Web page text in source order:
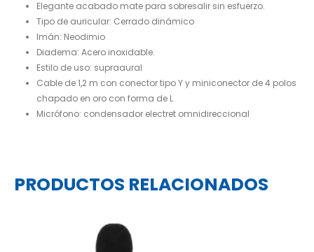
Elegante acabado mate para sobresalir sin esfuerzo.
Tipo de auricular: Cerrado dinámico
Imán: Neodimio
Diadema: Acero inoxidable.
Estilo de uso: supraaural
Cable de 1,2 m con conector tipo Y y miniconector de 4 polos
chapado en oro con forma de L
Micrófono: condensador electret omnidireccional
PRODUCTOS RELACIONADOS